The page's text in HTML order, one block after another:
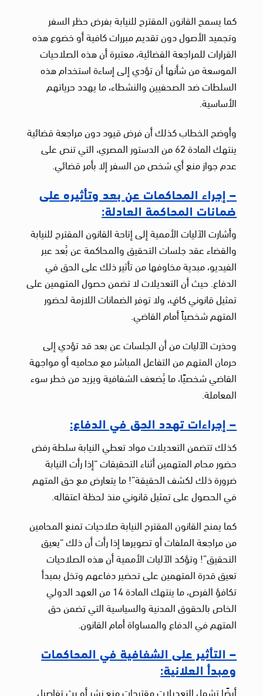
كما يسمح القانون المقترح للنيابة بفرض حظر السفر
وتجميد الأصول دون تقديم مبررات كافية أو خضوع هذه
القرارات للمراجعة القضائية، معتبرة أن هذه الصلاحيات
الموسعة من شأنها أن تؤدي إلى إساءة استخدام هذه
السلطات ضد الصحفيين والنشطاء، ما يهدد حرياتهم
الأساسية.
وأوضح الخطاب كذلك أن فرض قيود دون مراجعة قضائية
ينتهك المادة 62 من الدستور المصري، التي تنص على
عدم جواز منع أي شخص من السفر إلا بأمر قضائي.
– إجراء المحاكمات عن بعد وتأثيره على
ضمانات المحاكمة العادلة:
وأشارت الآليات الأممية إلى إتاحة القانون المقترح للنيابة
والقضاء عقد جلسات التحقيق والمحاكمة عن بُعد عبر
الفيديو، مبدية مخاوفها من تأثير ذلك على الحق في
الدفاع. حيث أن التعديلات لا تضمن حصول المتهمين على
تمثيل قانوني كافٍ، ولا توفر الضمانات اللازمة لحضور
المتهم شخصياً أمام القاضي.
وحذرت الآليات من أن الجلسات عن بعد قد تؤدي إلى
حرمان المتهم من التفاعل المباشر مع محاميه أو مواجهة
القاضي شخصيًا، ما يُضعف الشفافية ويزيد من خطر سوء
المعاملة.
– إجراءات تهدد الحق في الدفاع:
كذلك تتضمن التعديلات مواد تعطي النيابة سلطة رفض
حضور محام المتهمين أثناء التحقيقات “إذا رأت النيابة
ضرورة ذلك لكشف الحقيقة”! ما يتعارض مع حق المتهم
في الحصول على تمثيل قانوني منذ لحظة اعتقاله.
كما يمنح القانون المقترح النيابة صلاحيات تمنع المحامين
من مراجعة الملفات أو تصويرها إذا رأت أن ذلك “يعيق
التحقيق”! وتؤكد الآليات الأممية أن هذه الصلاحيات
تعيق قدرة المتهمين على تحضير دفاعهم وتخل بمبدأ
تكافؤ الفرص، ما ينتهك المادة 14 من العهد الدولي
الخاص بالحقوق المدنية والسياسية التي تضمن حق
المتهم في الدفاع والمساواة أمام القانون.
– التأثير على الشفافية في المحاكمات
ومبدأ العلانية:
أيضًا تشمل التعديلات مقترحات منع نشر أو بث تفاصيل